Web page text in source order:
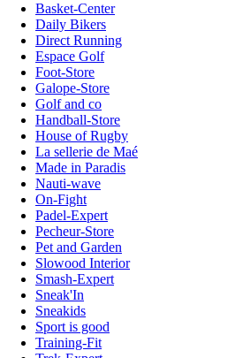
Basket-Center
Daily Bikers
Direct Running
Espace Golf
Foot-Store
Galope-Store
Golf and co
Handball-Store
House of Rugby
La sellerie de Maé
Made in Paradis
Nauti-wave
On-Fight
Padel-Expert
Pecheur-Store
Pet and Garden
Slowood Interior
Smash-Expert
Sneak'In
Sneakids
Sport is good
Training-Fit